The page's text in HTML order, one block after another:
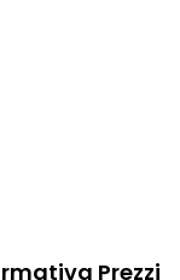
Prezzi